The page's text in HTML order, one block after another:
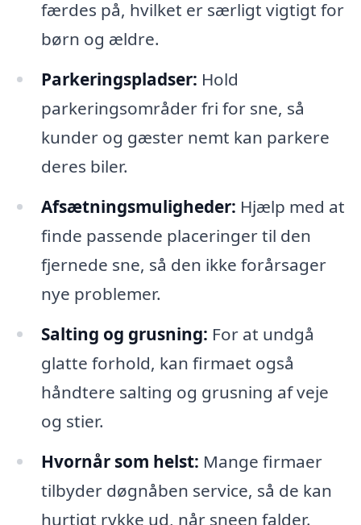
færdes på, hvilket er særligt vigtigt for
børn og ældre.
Parkeringspladser: Hold
parkeringsområder fri for sne, så
kunder og gæster nemt kan parkere
deres biler.
Afsætningsmuligheder: Hjælp med at
finde passende placeringer til den
fjernede sne, så den ikke forårsager
nye problemer.
Salting og grusning: For at undgå
glatte forhold, kan firmaet også
håndtere salting og grusning af veje
og stier.
Hvornår som helst: Mange firmaer
tilbyder døgnåben service, så de kan
hurtigt rykke ud, når sneen falder.